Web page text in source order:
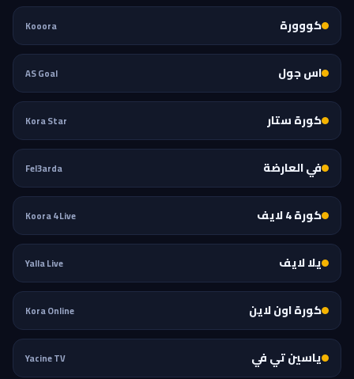
كووورة Kooora
اس جول AS Goal
كورة ستار Kora Star
في العارضة Fel3arda
كورة 4 لايف Koora 4 Live
يلا لايف Yalla Live
كورة اون لاين Kora Online
ياسين تي في Yacine TV